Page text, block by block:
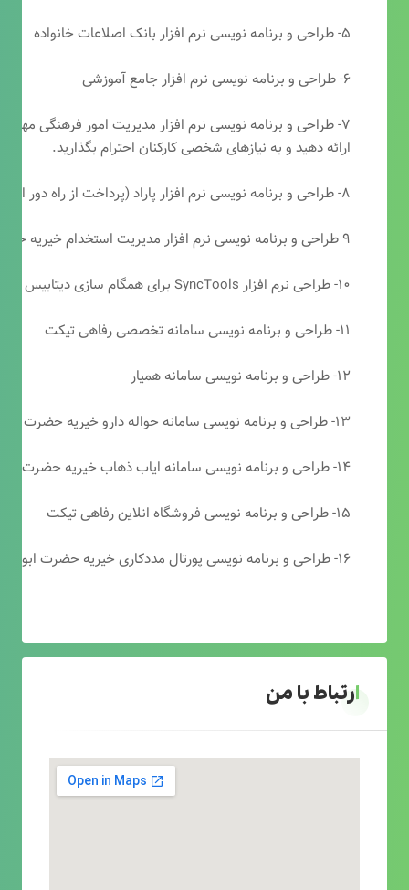
۵- طراحی و برنامه نویسی نرم افزار بانک اصلاعات خانواده
۶- طراحی و برنامه نویسی نرم افزار جامع آموزشی
۷- طراحی و برنامه نویسی نرم افزار مدیریت امور فرهنگی
ارائه دهید و به نیازهای شخصی کارکنان احترام بگذارید.
۸- طراحی و برنامه نویسی نرم افزار پاراد (پرداخت از راه دور انجمن مددکاری امام زمان(عج))
۹ طراحی و برنامه نویسی نرم افزار مدیریت استخدام خیریه حضرت ابوالفضل (ع)
۱۰- طراحی نرم افزار SyncTools برای همگام سازی دیتابیس های SQL Server
۱۱- طراحی و برنامه نویسی سامانه تخصصی رفاهی تیکت
۱۲- طراحی و برنامه نویسی سامانه همیار
۱۳- طراحی و برنامه نویسی سامانه حواله دارو خیریه حضرت ابوالفضل (ع)
۱۴- طراحی و برنامه نویسی سامانه ایاب ذهاب خیریه حضرت ابوالفضل (ع)
۱۵- طراحی و برنامه نویسی فروشگاه انلاین رفاهی تیکت
۱۶- طراحی و برنامه نویسی پورتال مددکاری خیریه حضرت ابوالفضل (ع)
ارتباط با من